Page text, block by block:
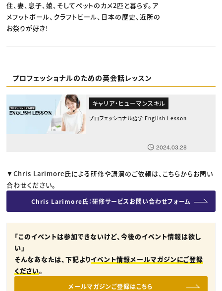
住、妻、息子、娘、そしてペットのカメ2匹と暮らす。ア
メフットボール、クラフトビール、日本の歴史、近所の
お祭りが好き!
プロフェッショナルのための英会話レッスン
キャリア・ヒューマンスキル
プロフェッショナル語学 English Lesson
2024.03.28
▼Chris Larimore氏による研修や講演のご依頼は、こちらからお問い
合わせください。
Chris Larimore氏：研修サービスお問い合わせフォーム
「このイベントは参加できないけど、今後のイベント情報は欲し
い」
そんなあなたは、下記よりイベント情報メールマガジンにご登録
ください。
メールマガジンご登録はこちら